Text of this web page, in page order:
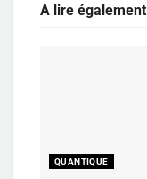
A lire également
QUANTIQUE